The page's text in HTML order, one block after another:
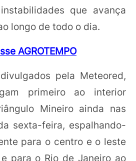
que avança
longo de todo o dia.
AGROTEMPO
pela Meteored,
primeiro ao interior
Mineiro ainda nas
sexta-feira, espalhando-
para o centro e o leste
para o Rio de Janeiro ao